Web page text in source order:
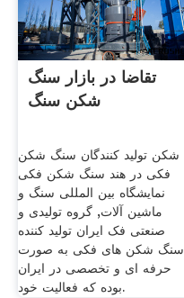
تقاضا در بازار سنگ
شکن سنگ
شکن تولید کنندگان سنگ شکن
فکی در هند سنگ شکن فکی
نمایشگاه بین المللی سنگ و
ماشین آلات, گروه تولیدی و
صنعتی فک ایران تولید کننده
سنگ شکن های فکی به صورت
حرفه ای و تخصصی در ایران
بوده که فعالیت خود.